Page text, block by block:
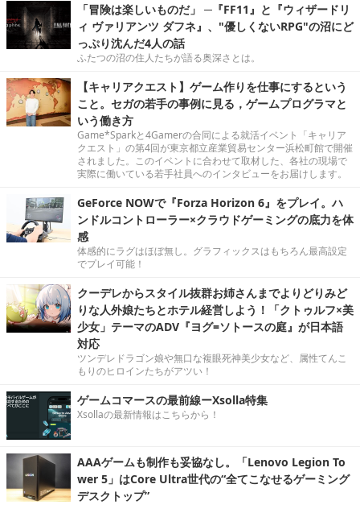
「冒険は楽しいものだ」 ─『FF11』と『ウィザードリ
ィ ヴァリアンツ ダフネ』、"優しくないRPG"の沼にど
っぷり沈んだ4人の話
ふたつの沼の住人たちが語る奥深さとは。
【キャリアクエスト】ゲーム作りを仕事にするという
こと。セガの若手の事例に見る，ゲームプログラマと
いう働き方
Game*Sparkと4Gamerの合同による就活イベント「キャリア
クエスト」の第4回が東京都立産業貿易センター浜松町館で開催
されました。このイベントに合わせて取材した、各社の現場で
実際に働いている若手社員へのインタビューをお届けします。
GeForce NOWで『Forza Horizon 6』をプレイ。ハ
ンドルコントローラー×クラウドゲーミングの底力を体
感
体感的にラグはほぼ無し。グラフィックスはもちろん最高設定
でプレイ可能！
クーデレからスタイル抜群お姉さんまでよりどりみど
りな人外娘たちとホテル経営しよう！「クトゥルフ×美
少女」テーマのADV『ヨグ=ソトースの庭』が日本語
対応
ツンデレドラゴン娘や無口な複眼死神美少女など、属性てんこ
もりのヒロインたちがアツい！
ゲームコマースの最前線ーXsolla特集
Xsollaの最新情報はこちらから！
AAAゲームも制作も妥協なし。「Lenovo Legion To
wer 5」はCore Ultra世代の“全てこなせるゲーミング
デスクトップ”